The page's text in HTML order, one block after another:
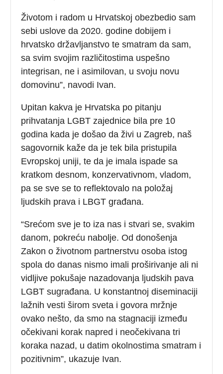
Životom i radom u Hrvatskoj obezbedio sam
sebi uslove da 2020. godine dobijem i
hrvatsko državljanstvo te smatram da sam,
sa svim svojim različitostima uspešno
integrisan, ne i asimilovan, u svoju novu
domovinu”, navodi Ivan.
Upitan kakva je Hrvatska po pitanju
prihvatanja LGBT zajednice bila pre 10
godina kada je došao da živi u Zagreb, naš
sagovornik kaže da je tek bila pristupila
Evropskoj uniji, te da je imala ispade sa
kratkom desnom, konzervativnom, vladom,
pa se sve se to reflektovalo na položaj
ljudskih prava i LBGT građana.
“Srećom sve je to iza nas i stvari se, svakim
danom, pokreću nabolje. Od donošenja
Zakon o životnom partnerstvu osoba istog
spola do danas nismo imali proširivanje ali ni
vidljive pokušaje nazadovanja ljudskih pava
LGBT sugrađana. U konstantnoj diseminaciji
lažnih vesti širom sveta i govora mržnje
ovako nešto, da smo na stagnaciji između
očekivani korak napred i neočekivana tri
koraka nazad, u datim okolnostima smatram i
pozitivnim”, ukazuje Ivan.